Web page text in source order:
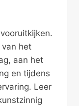
het
aan het
en tijdens
Leer